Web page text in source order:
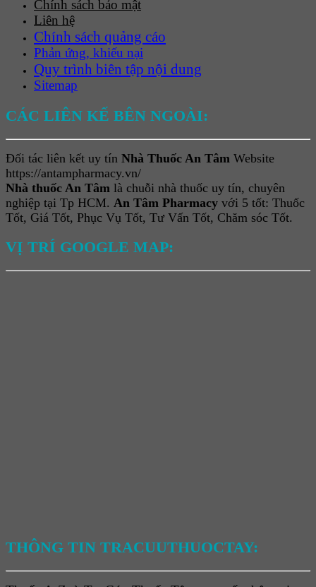
Chính sách bảo mật
Liên hệ
Chính sách quảng cáo
Phản ứng, khiếu nại
Quy trình biên tập nội dung
Sitemap
CÁC LIÊN KẾ BÊN NGOÀI:
Đối tác liên kết uy tín Nhà Thuốc An Tâm Website
https://antampharmacy.vn/
Nhà thuốc An Tâm là chuỗi nhà thuốc uy tín, chuyên
nghiệp tại Tp HCM. An Tâm Pharmacy với 5 tốt: Thuốc
Tốt, Giá Tốt, Phục Vụ Tốt, Tư Vấn Tốt, Chăm sóc Tốt.
VỊ TRÍ GOOGLE MAP:
THÔNG TIN TRACUUTHUOCTAY: